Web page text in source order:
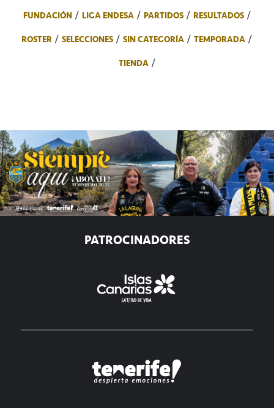
FUNDACIÓN
LIGA ENDESA PARTIDOS
RESULTADOS
ROSTER
SELECCIONES SIN CATEGORÍA
TEMPORADA
TIENDA
PATROCINADORES